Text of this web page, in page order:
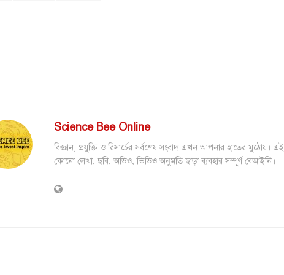
Science Bee Online
বিজ্ঞান, প্রযুক্তি ও রিসার্চের সর্বশেষ সংবাদ এখন আপনার হাতের মুঠোয়।
কোনো লেখা, ছবি, অডিও, ভিডিও অনুমতি ছাড়া ব্যবহার সম্পূর্ণ বেআইনি।